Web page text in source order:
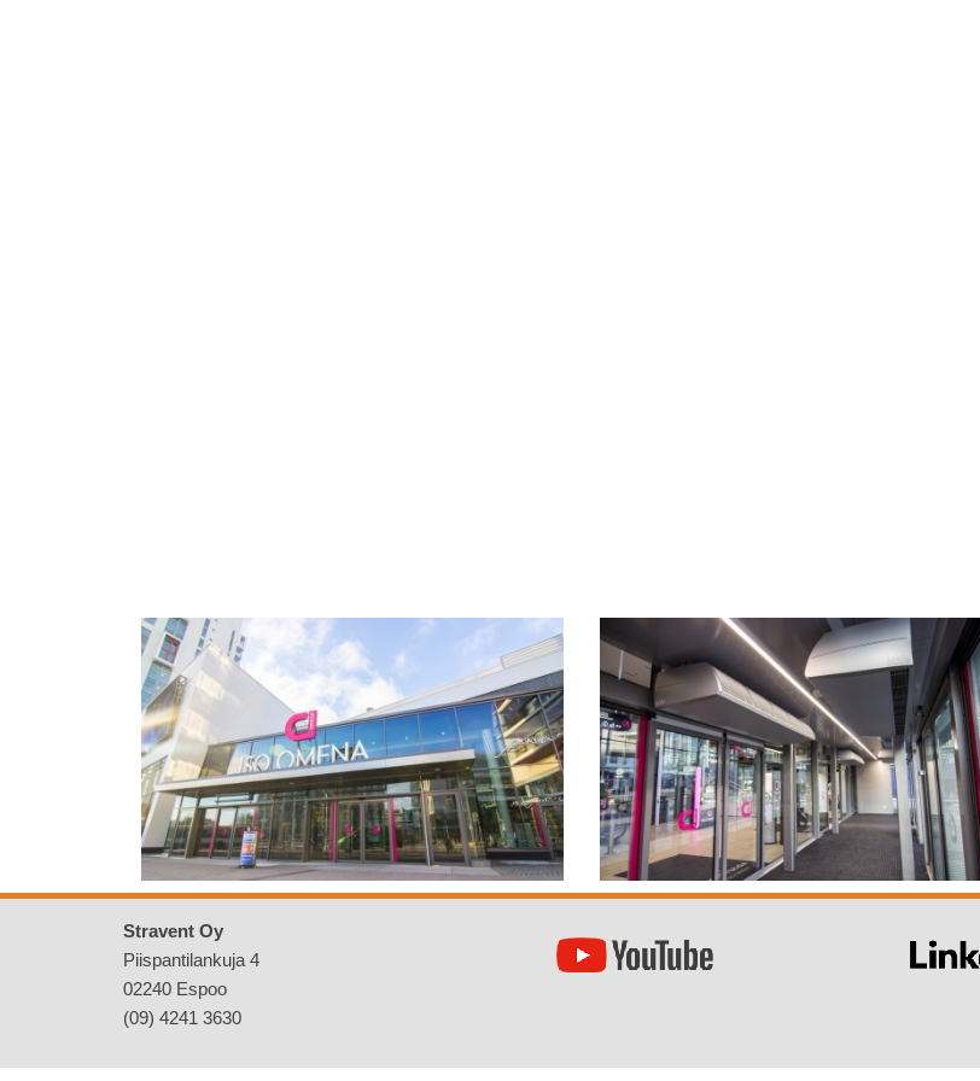
Stravent Oy
Piispantilankuja 4
02240 Espoo
(09) 4241 3630